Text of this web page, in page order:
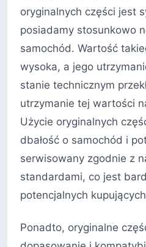
oryginalnych części jest
posiadamy stosunkowo
samochód. Wartość
wysoka, a jego
stanie technicznym
utrzymanie tej wartości
Użycie oryginalnych
dbałość o samochód i
serwisowany zgodnie z
standardami, co jest
potencjalnych
Ponadto, oryginalne